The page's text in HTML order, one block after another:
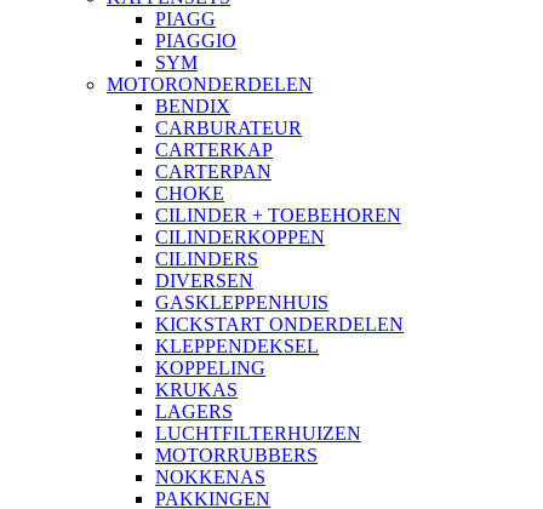
PIAGG
PIAGGIO
SYM
MOTORONDERDELEN
BENDIX
CARBURATEUR
CARTERKAP
CARTERPAN
CHOKE
CILINDER + TOEBEHOREN
CILINDERKOPPEN
CILINDERS
DIVERSEN
GASKLEPPENHUIS
KICKSTART ONDERDELEN
KLEPPENDEKSEL
KOPPELING
KRUKAS
LAGERS
LUCHTFILTERHUIZEN
MOTORRUBBERS
NOKKENAS
PAKKINGEN